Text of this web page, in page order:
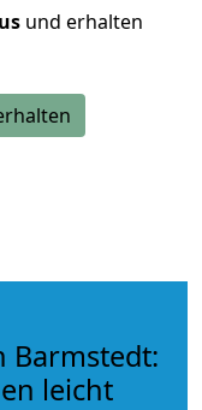
und erhalten
Barmstedt:
leicht